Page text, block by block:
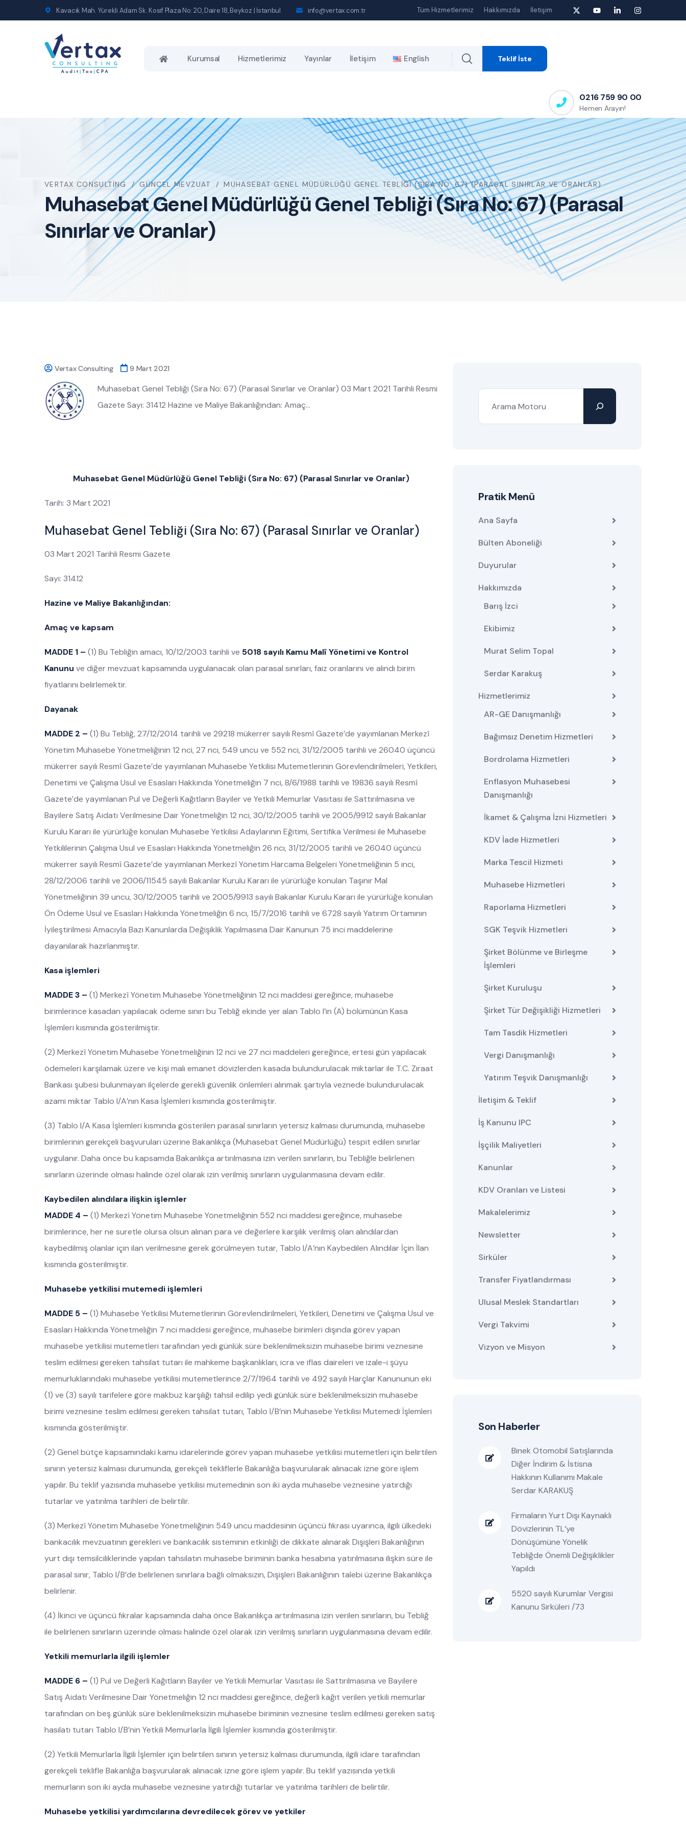
Kavacık Mah. Yürekli Adam Sk. Kosif Plaza No: 20, Daire 18, Beykoz | İstanbul info@vertax.com.tr Tüm Hizmetlerimiz Hakkımızda İletişim
Kurumsal Hizmetlerimiz Yayınlar İletişim English Teklif İste
0216 759 90 00
Hemen Arayın!
VERTAX CONSULTING GÜNCEL MEVZUAT MUHASEBAT GENEL MÜDÜRLÜĞÜ GENEL TEBLIĞI (SIRA NO: 67) (PARASAL SINIRLAR VE ORANLAR)
Muhasebat Genel Müdürlüğü Genel Tebliği (Sıra No: 67) (Parasal
Sınırlar ve Oranlar)
Vertax Consulting 9 Mart 2021
Muhasebat Genel Tebliği (Sıra No: 67) (Parasal Sınırlar ve Oranlar) 03 Mart 2021 Tarihli Resmi
Gazete Sayı: 31412 Hazine ve Maliye Bakanlığından: Amaç…
Muhasebat Genel Müdürlüğü Genel Tebliği (Sıra No: 67) (Parasal Sınırlar ve Oranlar)
Tarih: 3 Mart 2021
Muhasebat Genel Tebliği (Sıra No: 67) (Parasal Sınırlar ve Oranlar)
03 Mart 2021 Tarihli Resmi Gazete
Sayı: 31412
Hazine ve Maliye Bakanlığından:
Amaç ve kapsam
MADDE 1 – (1) Bu Tebliğin amacı, 10/12/2003 tarihli ve 5018 sayılı Kamu Malî Yönetimi ve Kontrol
Kanunu ve diğer mevzuat kapsamında uygulanacak olan parasal sınırları, faiz oranlarını ve alındı birim
fiyatlarını belirlemektir.
Dayanak
MADDE 2 – (1) Bu Tebliğ, 27/12/2014 tarihli ve 29218 mükerrer sayılı Resmî Gazete’de yayımlanan Merkezî
Yönetim Muhasebe Yönetmeliğinin 12 nci, 27 nci, 549 uncu ve 552 nci, 31/12/2005 tarihli ve 26040 üçüncü
mükerrer sayılı Resmî Gazete’de yayımlanan Muhasebe Yetkilisi Mutemetlerinin Görevlendirilmeleri, Yetkileri,
Denetimi ve Çalışma Usul ve Esasları Hakkında Yönetmeliğin 7 nci, 8/6/1988 tarihli ve 19836 sayılı Resmî
Gazete’de yayımlanan Pul ve Değerli Kağıtların Bayiler ve Yetkili Memurlar Vasıtası ile Sattırılmasına ve
Bayilere Satış Aidatı Verilmesine Dair Yönetmeliğin 12 nci, 30/12/2005 tarihli ve 2005/9912 sayılı Bakanlar
Kurulu Kararı ile yürürlüğe konulan Muhasebe Yetkilisi Adaylarının Eğitimi, Sertifika Verilmesi ile Muhasebe
Yetkililerinin Çalışma Usul ve Esasları Hakkında Yönetmeliğin 26 ncı, 31/12/2005 tarihli ve 26040 üçüncü
mükerrer sayılı Resmî Gazete’de yayımlanan Merkezî Yönetim Harcama Belgeleri Yönetmeliğinin 5 inci,
28/12/2006 tarihli ve 2006/11545 sayılı Bakanlar Kurulu Kararı ile yürürlüğe konulan Taşınır Mal
Yönetmeliğinin 39 uncu, 30/12/2005 tarihli ve 2005/9913 sayılı Bakanlar Kurulu Kararı ile yürürlüğe konulan
Ön Ödeme Usul ve Esasları Hakkında Yönetmeliğin 6 ncı, 15/7/2016 tarihli ve 6728 sayılı Yatırım Ortamının
İyileştirilmesi Amacıyla Bazı Kanunlarda Değişiklik Yapılmasına Dair Kanunun 75 inci maddelerine
dayanılarak hazırlanmıştır.
Kasa işlemleri
MADDE 3 – (1) Merkezî Yönetim Muhasebe Yönetmeliğinin 12 nci maddesi gereğince, muhasebe
birimlerince kasadan yapılacak ödeme sınırı bu Tebliğ ekinde yer alan Tablo I’in (A) bölümünün Kasa
İşlemleri kısmında gösterilmiştir.
(2) Merkezî Yönetim Muhasebe Yönetmeliğinin 12 nci ve 27 nci maddeleri gereğince, ertesi gün yapılacak
ödemeleri karşılamak üzere ve kişi malı emanet dövizlerden kasada bulundurulacak miktarlar ile T.C. Ziraat
Bankası şubesi bulunmayan ilçelerde gerekli güvenlik önlemleri alınmak şartıyla veznede bulundurulacak
azami miktar Tablo I/A’nın Kasa İşlemleri kısmında gösterilmiştir.
(3) Tablo I/A Kasa İşlemleri kısmında gösterilen parasal sınırların yetersiz kalması durumunda, muhasebe
birimlerinin gerekçeli başvuruları üzerine Bakanlıkça (Muhasebat Genel Müdürlüğü) tespit edilen sınırlar
uygulanır. Daha önce bu kapsamda Bakanlıkça artırılmasına izin verilen sınırların, bu Tebliğle belirlenen
sınırların üzerinde olması halinde özel olarak izin verilmiş sınırların uygulanmasına devam edilir.
Kaybedilen alındılara ilişkin işlemler
MADDE 4 – (1) Merkezî Yönetim Muhasebe Yönetmeliğinin 552 nci maddesi gereğince, muhasebe
birimlerince, her ne suretle olursa olsun alınan para ve değerlere karşılık verilmiş olan alındılardan
kaybedilmiş olanlar için ilan verilmesine gerek görülmeyen tutar, Tablo I/A’nın Kaybedilen Alındılar İçin İlan
kısmında gösterilmiştir.
Muhasebe yetkilisi mutemedi işlemleri
MADDE 5 – (1) Muhasebe Yetkilisi Mutemetlerinin Görevlendirilmeleri, Yetkileri, Denetimi ve Çalışma Usul ve
Esasları Hakkında Yönetmeliğin 7 nci maddesi gereğince, muhasebe birimleri dışında görev yapan
muhasebe yetkilisi mutemetleri tarafından yedi günlük süre beklenilmeksizin muhasebe birimi veznesine
teslim edilmesi gereken tahsilat tutarı ile mahkeme başkanlıkları, icra ve iflas daireleri ve izale-i şüyu
memurluklarındaki muhasebe yetkilisi mutemetlerince 2/7/1964 tarihli ve 492 sayılı Harçlar Kanununun eki
(1) ve (3) sayılı tarifelere göre makbuz karşılığı tahsil edilip yedi günlük süre beklenilmeksizin muhasebe
birimi veznesine teslim edilmesi gereken tahsilat tutarı, Tablo I/B’nin Muhasebe Yetkilisi Mutemedi İşlemleri
kısmında gösterilmiştir.
(2) Genel bütçe kapsamındaki kamu idarelerinde görev yapan muhasebe yetkilisi mutemetleri için belirtilen
sınırın yetersiz kalması durumunda, gerekçeli tekliflerle Bakanlığa başvurularak alınacak izne göre işlem
yapılır. Bu teklif yazısında muhasebe yetkilisi mutemedinin son iki ayda muhasebe veznesine yatırdığı
tutarlar ve yatırılma tarihleri de belirtilir.
(3) Merkezî Yönetim Muhasebe Yönetmeliğinin 549 uncu maddesinin üçüncü fıkrası uyarınca, ilgili ülkedeki
bankacılık mevzuatının gerekleri ve bankacılık sisteminin etkinliği de dikkate alınarak Dışişleri Bakanlığının
yurt dışı temsilciliklerinde yapılan tahsilatın muhasebe biriminin banka hesabına yatırılmasına ilişkin süre ile
parasal sınır, Tablo I/B’de belirlenen sınırlara bağlı olmaksızın, Dışişleri Bakanlığının talebi üzerine Bakanlıkça
belirlenir.
(4) İkinci ve üçüncü fıkralar kapsamında daha önce Bakanlıkça artırılmasına izin verilen sınırların, bu Tebliğ
ile belirlenen sınırların üzerinde olması halinde özel olarak izin verilmiş sınırların uygulanmasına devam edilir.
Yetkili memurlarla ilgili işlemler
MADDE 6 – (1) Pul ve Değerli Kağıtların Bayiler ve Yetkili Memurlar Vasıtası ile Sattırılmasına ve Bayilere
Satış Aidatı Verilmesine Dair Yönetmeliğin 12 nci maddesi gereğince, değerli kağıt verilen yetkili memurlar
tarafından on beş günlük süre beklenilmeksizin muhasebe biriminin veznesine teslim edilmesi gereken satış
hasılatı tutarı Tablo I/B’nin Yetkili Memurlarla İlgili İşlemler kısmında gösterilmiştir.
(2) Yetkili Memurlarla İlgili İşlemler için belirtilen sınırın yetersiz kalması durumunda, ilgili idare tarafından
gerekçeli teklifle Bakanlığa başvurularak alınacak izne göre işlem yapılır. Bu teklif yazısında yetkili
memurların son iki ayda muhasebe veznesine yatırdığı tutarlar ve yatırılma tarihleri de belirtilir.
Muhasebe yetkilisi yardımcılarına devredilecek görev ve yetkiler
Pratik Menü
Ana Sayfa
Bülten Aboneliği
Duyurular
Hakkımızda
Barış İzci
Ekibimiz
Murat Selim Topal
Serdar Karakuş
Hizmetlerimiz
AR-GE Danışmanlığı
Bağımsız Denetim Hizmetleri
Bordrolama Hizmetleri
Enflasyon Muhasebesi
Danışmanlığı
İkamet & Çalışma İzni Hizmetleri
KDV İade Hizmetleri
Marka Tescil Hizmeti
Muhasebe Hizmetleri
Raporlama Hizmetleri
SGK Teşvik Hizmetleri
Şirket Bölünme ve Birleşme
İşlemleri
Şirket Kuruluşu
Şirket Tür Değişikliği Hizmetleri
Tam Tasdik Hizmetleri
Vergi Danışmanlığı
Yatırım Teşvik Danışmanlığı
İletişim & Teklif
İş Kanunu IPC
İşçilik Maliyetleri
Kanunlar
KDV Oranları ve Listesi
Makalelerimiz
Newsletter
Sirküler
Transfer Fiyatlandırması
Ulusal Meslek Standartları
Vergi Takvimi
Vizyon ve Misyon
Son Haberler
Binek Otomobil Satışlarında
Diğer İndirim & İstisna
Hakkının Kullanımı Makale
Serdar KARAKUŞ
Firmaların Yurt Dışı Kaynaklı
Dövizlerinin TL’ye
Dönüşümüne Yönelik
Tebliğde Önemli Değişiklikler
Yapıldı
5520 sayılı Kurumlar Vergisi
Kanunu Sirküleri /73